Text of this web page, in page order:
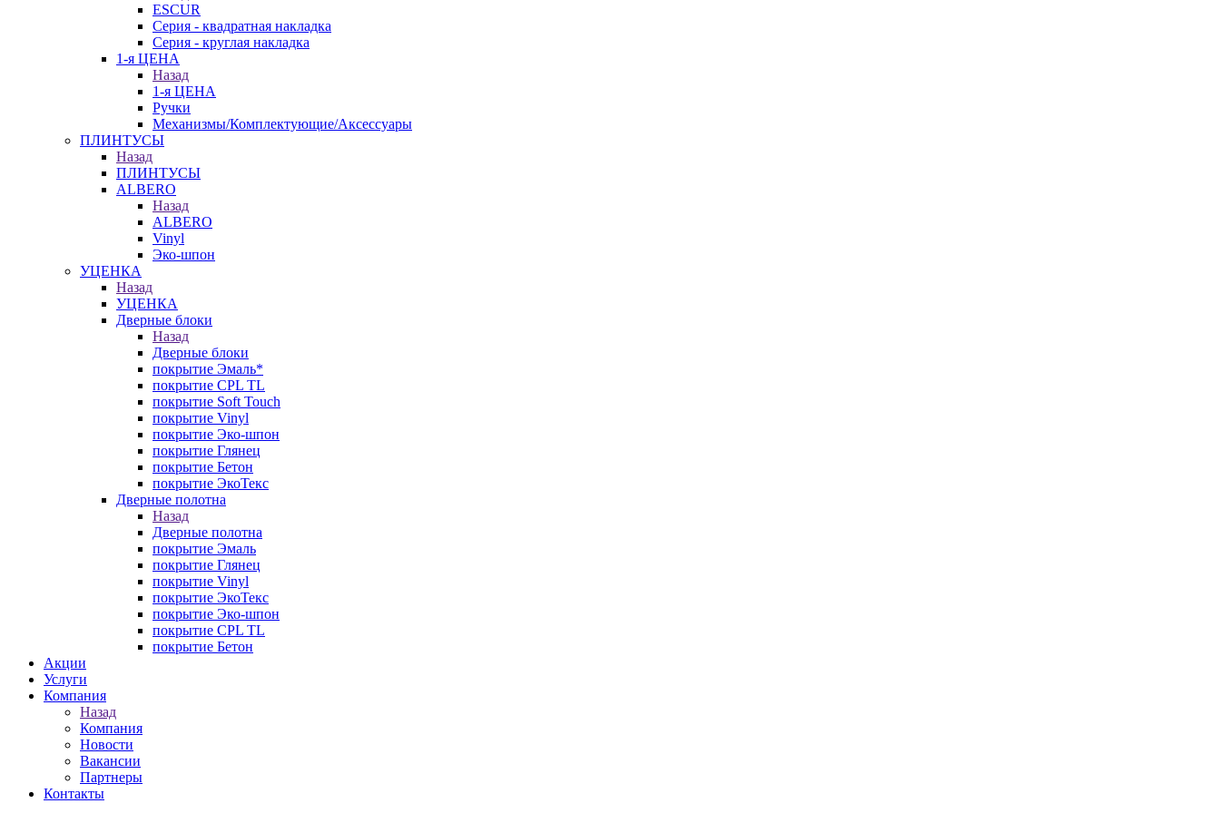
ESCUR
Серия - квадратная накладка
Серия - круглая накладка
1-я ЦЕНА
Назад
1-я ЦЕНА
Ручки
Механизмы/Комплектующие/Аксессуары
ПЛИНТУСЫ
Назад
ПЛИНТУСЫ
ALBERO
Назад
ALBERO
Vinyl
Эко-шпон
УЦЕНКА
Назад
УЦЕНКА
Дверные блоки
Назад
Дверные блоки
покрытие Эмаль*
покрытие CPL TL
покрытие Soft Touch
покрытие Vinyl
покрытие Эко-шпон
покрытие Глянец
покрытие Бетон
покрытие ЭкоТекс
Дверные полотна
Назад
Дверные полотна
покрытие Эмаль
покрытие Глянец
покрытие Vinyl
покрытие ЭкоТекс
покрытие Эко-шпон
покрытие CPL TL
покрытие Бетон
Акции
Услуги
Компания
Назад
Компания
Новости
Вакансии
Партнеры
Контакты